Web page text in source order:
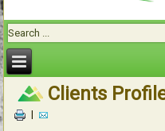
Clients
|